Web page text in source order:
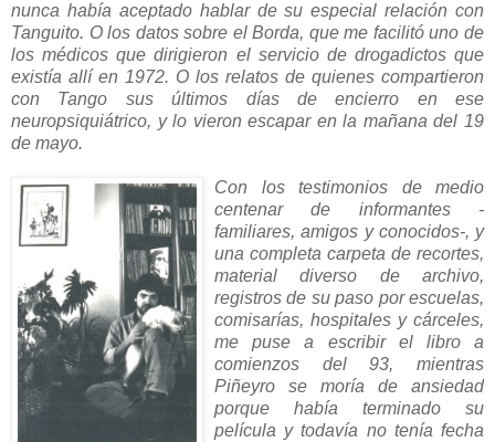
nunca había aceptado hablar de su especial relación con
Tanguito. O los datos sobre el Borda, que me facilitó uno de
los médicos que dirigieron el servicio de drogadictos que
existía allí en 1972. O los relatos de quienes compartieron
con Tango sus últimos días de encierro en ese
neuropsiquiátrico, y lo vieron escapar en la mañana del 19
de mayo.
Con los testimonios de medio
centenar de informantes -
familiares, amigos y conocidos-, y
una completa carpeta de recortes,
material diverso de archivo,
registros de su paso por escuelas,
comisarías, hospitales y cárceles,
me puse a escribir el libro a
comienzos del 93, mientras
Piñeyro se moría de ansiedad
porque había terminado su
película y todavía no tenía fecha